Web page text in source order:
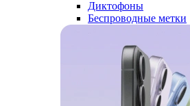
Диктофоны
Беспроводные метки